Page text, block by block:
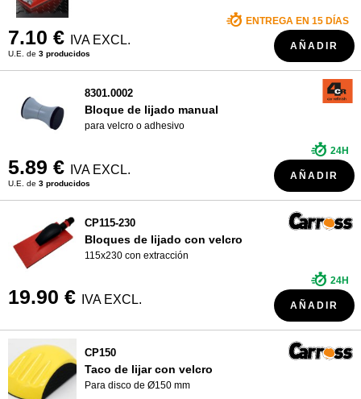
7.10 € IVA EXCL.
U.E. de 3 producidos
ENTREGA EN 15 DÍAS
AÑADIR
8301.0002
Bloque de lijado manual
para velcro o adhesivo
5.89 € IVA EXCL.
U.E. de 3 producidos
24H
AÑADIR
CP115-230
Bloques de lijado con velcro
115x230 con extracción
19.90 € IVA EXCL.
24H
AÑADIR
CP150
Taco de lijar con velcro
Para disco de Ø150 mm